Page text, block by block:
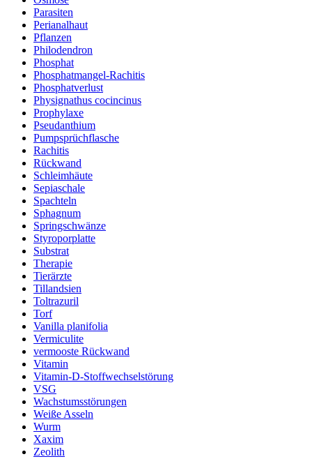
Parasiten
Perianalhaut
Pflanzen
Philodendron
Phosphat
Phosphatmangel-Rachitis
Phosphatverlust
Physignathus cocincinus
Prophylaxe
Pseudanthium
Pumpsprüchflasche
Rachitis
Rückwand
Schleimhäute
Sepiaschale
Spachteln
Sphagnum
Springschwänze
Styroporplatte
Substrat
Therapie
Tierärzte
Tillandsien
Toltrazuril
Torf
Vanilla planifolia
Vermiculite
vermooste Rückwand
Vitamin
Vitamin-D-Stoffwechselstörung
VSG
Wachstumsstörungen
Weiße Asseln
Wurm
Xaxim
Zeolith